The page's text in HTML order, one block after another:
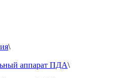
\
аппарат ПДА\